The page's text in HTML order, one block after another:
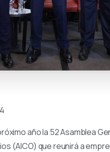
año la 52 Asamblea
(AICO) que reunirá a